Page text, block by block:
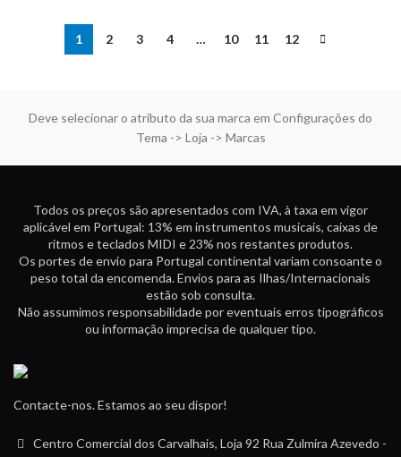
1 2 3 4 … 10 11 12
Deve selecionar o atributo da sua marca em Configurações do
Tema -> Loja -> Marcas
Todos os preços são apresentados com IVA, à taxa em vigor
aplicável em Portugal: 13% em instrumentos musicais, caixas de
ritmos e teclados MIDI e 23% nos restantes produtos.
Os portes de envio para Portugal continental variam consoante o
peso total da encomenda. Envios para as Ilhas/Internacionais
estão sob consulta.
Não assumimos responsabilidade por eventuais erros tipográficos
ou informação imprecisa de qualquer tipo.
Contacte-nos. Estamos ao seu dispor!
Centro Comercial dos Carvalhais, Loja 92 Rua Zulmira Azevedo -